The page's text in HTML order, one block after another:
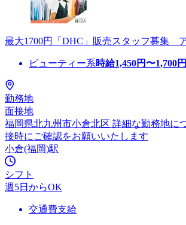
最大1700円「DHC」販売スタッフ募集
ビューティー系時給1,450円〜1,700円
勤務地
面接地
福岡県北九州市小倉北区 詳細な勤務地に
接時にご確認をお願いいたします
小倉(福岡)駅
シフト
週5日からOK
交通費支給